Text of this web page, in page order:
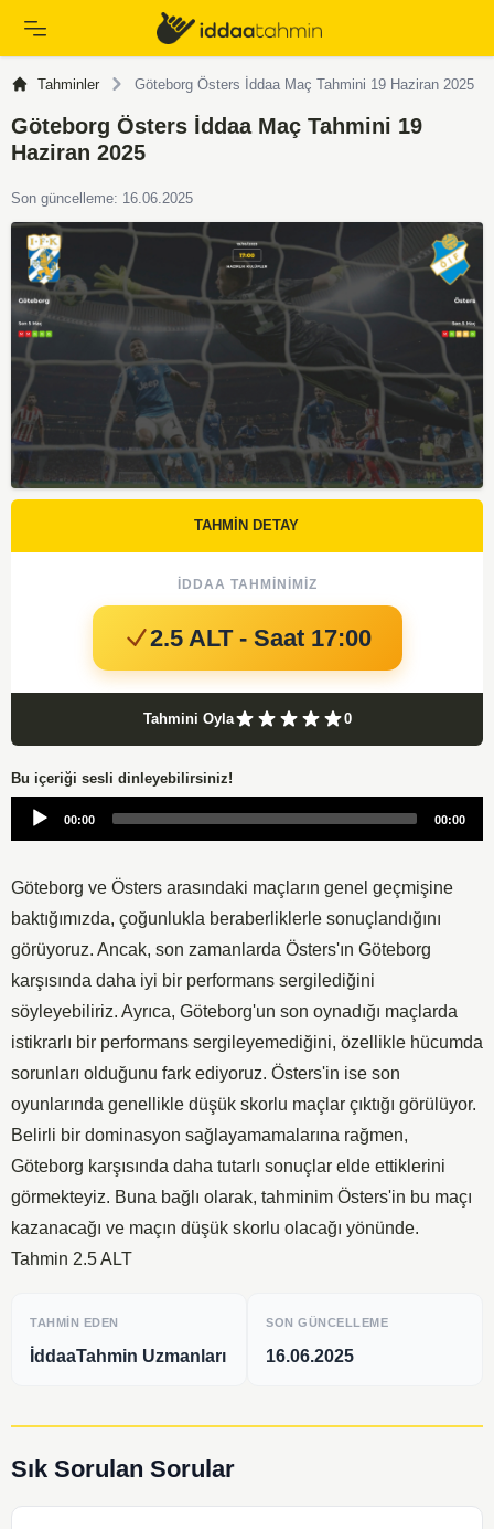
Tahminler Göteborg Östers İddaa Maç Tahmini 19 Haziran 2025
Göteborg Östers İddaa Maç Tahmini 19
Haziran 2025
Son güncelleme: 16.06.2025
TAHMİN DETAY
İDDAA TAHMINIMIZ
2.5 ALT - Saat 17:00
Tahmini Oyla 0
Bu içeriği sesli dinleyebilirsiniz!
Audio
00:00 00:00
Göteborg ve Östers arasındaki maçların genel geçmişine
baktığımızda, çoğunlukla beraberliklerle sonuçlandığını
görüyoruz. Ancak, son zamanlarda Östers'ın Göteborg
karşısında daha iyi bir performans sergilediğini
söyleyebiliriz. Ayrıca, Göteborg'un son oynadığı maçlarda
istikrarlı bir performans sergileyemediğini, özellikle hücumda
sorunları olduğunu fark ediyoruz. Östers'in ise son
oyunlarında genellikle düşük skorlu maçlar çıktığı görülüyor.
Belirli bir dominasyon sağlayamamalarına rağmen,
Göteborg karşısında daha tutarlı sonuçlar elde ettiklerini
görmekteyiz. Buna bağlı olarak, tahminim Östers'in bu maçı
kazanacağı ve maçın düşük skorlu olacağı yönünde.
Tahmin 2.5 ALT
TAHMIN EDEN
İddaaTahmin Uzmanları
SON GÜNCELLEME
16.06.2025
Sık Sorulan Sorular